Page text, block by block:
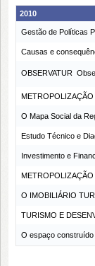
2010
Gestão de Políticas
Causas e
OBSERVATUR 
O Mapa Social da
Estudo Técnico e
Investimento e
O IMOBILIÁRIO
TURISMO E
O espaço construído